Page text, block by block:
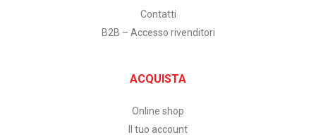
Contatti
B2B – Accesso rivenditori
ACQUISTA
Online shop
Il tuo account